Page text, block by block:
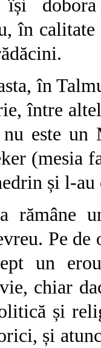
își
în
în
între
este un
(mesia
și l-au
rămâne
Pe
un
chiar
și
și